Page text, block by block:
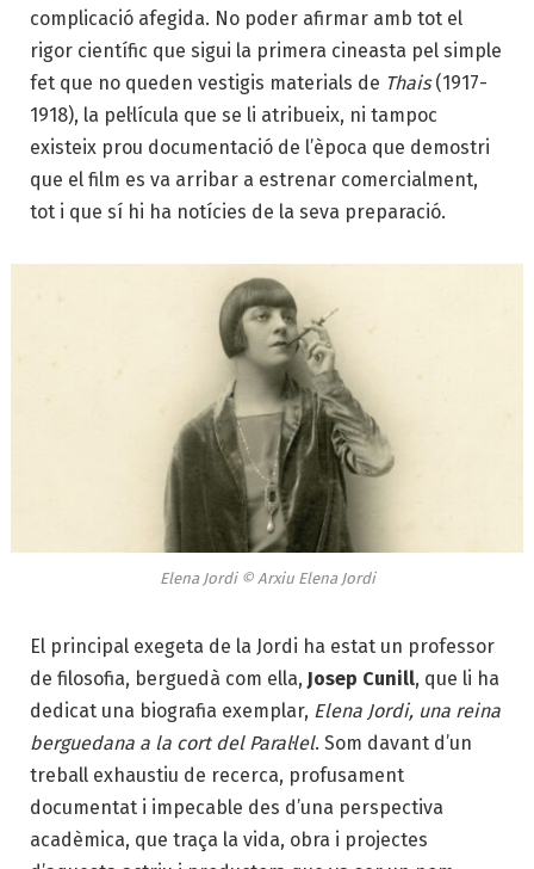
complicació afegida. No poder afirmar amb tot el
rigor científic que sigui la primera cineasta pel simple
fet que no queden vestigis materials de Thais(1917-
1918), la pel·lícula que se li atribueix, ni tampoc
existeix prou documentació de l’època que demostri
que el film es va arribar a estrenar comercialment,
tot i que sí hi ha notícies de la seva preparació.
Elena Jordi © Arxiu Elena Jordi
El principal exegeta de la Jordi ha estat un professor
de filosofia, berguedà com ella, Josep Cunill, que li ha
dedicat una biografia exemplar, Elena Jordi, una reina
berguedana a la cort del Paral·lel. Som davant d’un
treball exhaustiu de recerca, profusament
documentat i impecable des d’una perspectiva
acadèmica, que traça la vida, obra i projectes